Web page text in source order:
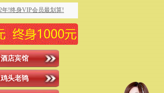
年!终身VIP会员最划算!
酒店宾馆
鸡头老鸨